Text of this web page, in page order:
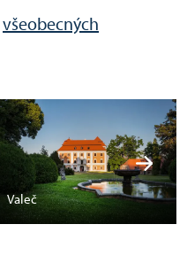
všeobecných
Valeč